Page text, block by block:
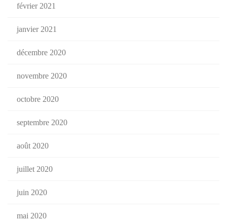
février 2021
janvier 2021
décembre 2020
novembre 2020
octobre 2020
septembre 2020
août 2020
juillet 2020
juin 2020
mai 2020